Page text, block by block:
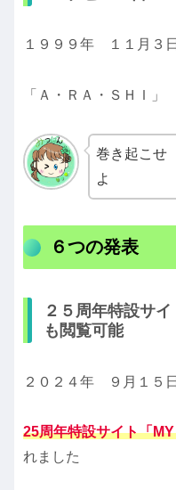
１９９９年 １１月３日
「Ａ・ＲＡ・ＳＨＩ」
巻き起こ
よ
６つの発表
２５周年特設サ
も閲覧可能
２０２４年 ９月１５
25周年特設サイト「
れました